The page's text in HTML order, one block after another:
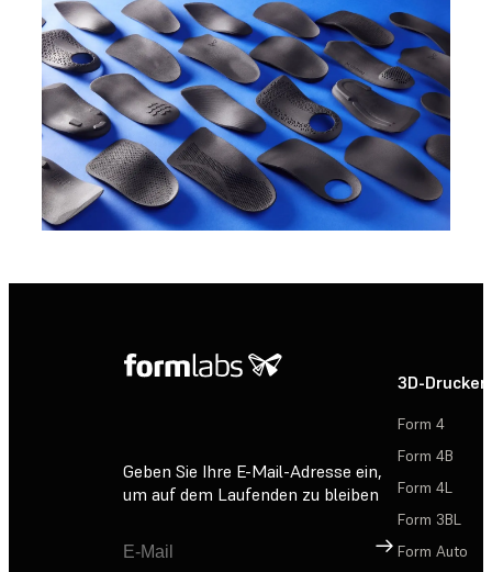
Geben Sie Ihre E-Mail-Adresse ein,
um auf dem Laufenden zu bleiben
Registrieren
3D-Drucker
Form 4
Form 4B
Form 4L
Form 3BL
Form Auto